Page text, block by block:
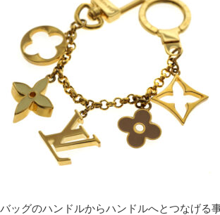
バッグのハンドルからハンドルへとつなげる